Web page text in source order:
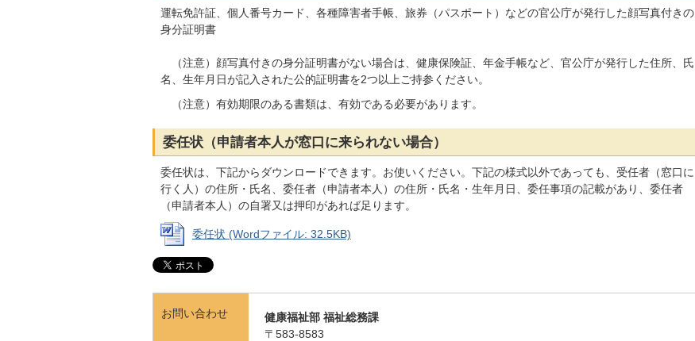
運転免許証、個人番号カード、各種障害者手帳、旅券（パスポート）などの官公庁が発行した顔写真付きの
身分証明書
（注意）顔写真付きの身分証明書がない場合は、健康保険証、年金手帳など、官公庁が発行した住所、氏
名、生年月日が記入された公的証明書を2つ以上ご持参ください。
（注意）有効期限のある書類は、有効である必要があります。
委任状（申請者本人が窓口に来られない場合）
委任状は、下記からダウンロードできます。お使いください。下記の様式以外であっても、受任者（窓口に
行く人）の住所・氏名、委任者（申請者本人）の住所・氏名・生年月日、委任事項の記載があり、委任者
（申請者本人）の自署又は押印があれば足ります。
委任状 (Wordファイル: 32.5KB)
お問い合わせ
健康福祉部 福祉総務課
〒583-8583